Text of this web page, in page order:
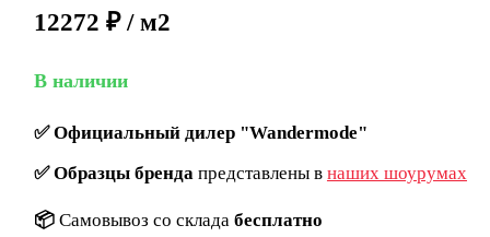
12272 ₽ / м2
В наличии
✅Официальный дилер "Wandermode"
✅Образцы брендапредставлены в наших шоурумах
📦 Самовывоз со склада бесплатно